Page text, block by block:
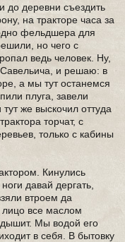
до деревни съездить
на тракторе часа за
фельдшера для
но чего с
ведь человек. Ну,
и решаю: в
а мы тут останемся
плуга, завели
же выскочил оттуда
торчат, с
только с кабины
Кинулись
давай дергать,
втроем да
все маслом
Мы водой его
в себя. В бытовку